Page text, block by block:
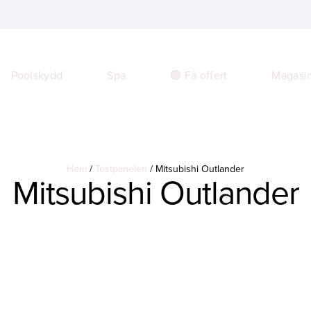
Poolskydd Spa 🟢 Få offert
Hem / Testpanelen / Mitsubishi Outlander
Mitsubishi Outlander